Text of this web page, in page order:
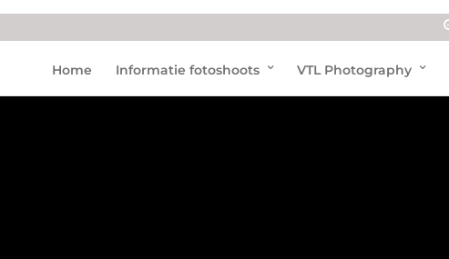
Home Informatie fotoshoots VTL Photography
Mick